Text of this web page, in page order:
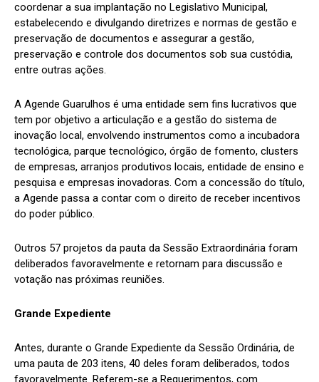
coordenar a sua implantação no Legislativo Municipal,
estabelecendo e divulgando diretrizes e normas de gestão e
preservação de documentos e assegurar a gestão,
preservação e controle dos documentos sob sua custódia,
entre outras ações.
A Agende Guarulhos é uma entidade sem fins lucrativos que
tem por objetivo a articulação e a gestão do sistema de
inovação local, envolvendo instrumentos como a incubadora
tecnológica, parque tecnológico, órgão de fomento, clusters
de empresas, arranjos produtivos locais, entidade de ensino e
pesquisa e empresas inovadoras. Com a concessão do título,
a Agende passa a contar com o direito de receber incentivos
do poder público.
Outros 57 projetos da pauta da Sessão Extraordinária foram
deliberados favoravelmente e retornam para discussão e
votação nas próximas reuniões.
Grande Expediente
Antes, durante o Grande Expediente da Sessão Ordinária, de
uma pauta de 203 itens, 40 deles foram deliberados, todos